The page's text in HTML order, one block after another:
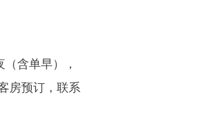
含单早），
房预订，联系